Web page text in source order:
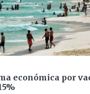
económica por